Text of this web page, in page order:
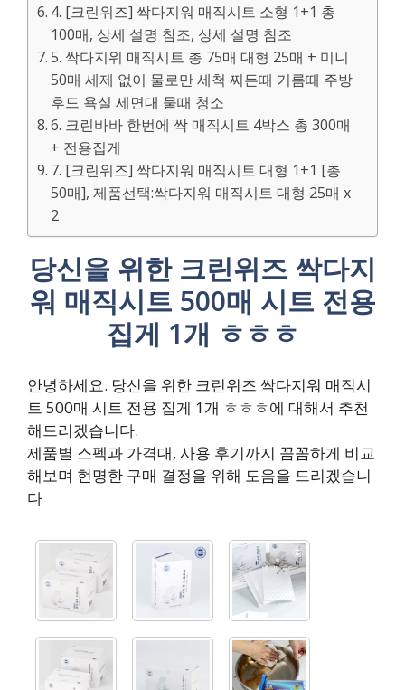
4. [크린위즈] 싹다지워 매직시트 소형 1+1 총
100매, 상세 설명 참조, 상세 설명 참조
5. 싹다지워 매직시트 총 75매 대형 25매 + 미니
50매 세제 없이 물로만 세척 찌든때 기름때 주방
후드 욕실 세면대 물때 청소
6. 크린바바 한번에 싹 매직시트 4박스 총 300매
+ 전용집게
7. [크린위즈] 싹다지워 매직시트 대형 1+1 [총
50매], 제품선택:싹다지워 매직시트 대형 25매 x
2
당신을 위한 크린위즈 싹다지
워 매직시트 500매 시트 전용
집게 1개 ㅎㅎㅎ
안녕하세요. 당신을 위한 크린위즈 싹다지워 매직시
트 500매 시트 전용 집게 1개 ㅎㅎㅎ에 대해서 추천
해드리겠습니다.
제품별 스펙과 가격대, 사용 후기까지 꼼꼼하게 비교
해보며 현명한 구매 결정을 위해 도움을 드리겠습니
다